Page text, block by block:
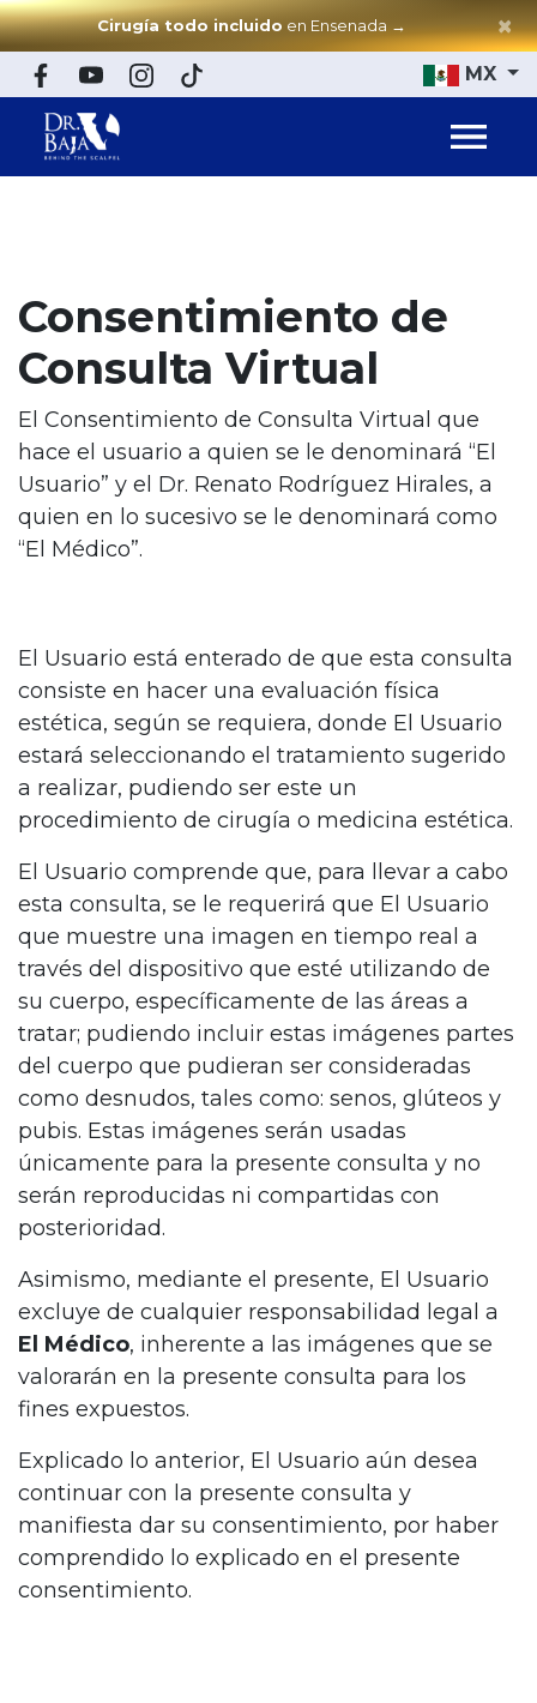
Cirugía Estética
Medicina Estética
Cirugía para Hombres
Cirugía todo incluido en Ensenada → ×
MX
Consentimiento de
Consulta Virtual
El Consentimiento de Consulta Virtual que
hace el usuario a quien se le denominará “El
Usuario” y el Dr. Renato Rodríguez Hirales, a
quien en lo sucesivo se le denominará como
“El Médico”.
El Usuario está enterado de que esta consulta
consiste en hacer una evaluación física
estética, según se requiera, donde El Usuario
estará seleccionando el tratamiento sugerido
a realizar, pudiendo ser este un
procedimiento de cirugía o medicina estética.
El Usuario comprende que, para llevar a cabo
esta consulta, se le requerirá que El Usuario
que muestre una imagen en tiempo real a
través del dispositivo que esté utilizando de
su cuerpo, específicamente de las áreas a
tratar; pudiendo incluir estas imágenes partes
del cuerpo que pudieran ser consideradas
como desnudos, tales como: senos, glúteos y
pubis. Estas imágenes serán usadas
únicamente para la presente consulta y no
serán reproducidas ni compartidas con
posterioridad.
Asimismo, mediante el presente, El Usuario
excluye de cualquier responsabilidad legal a
El Médico, inherente a las imágenes que se
valorarán en la presente consulta para los
fines expuestos.
Explicado lo anterior, El Usuario aún desea
continuar con la presente consulta y
manifiesta dar su consentimiento, por haber
comprendido lo explicado en el presente
consentimiento.